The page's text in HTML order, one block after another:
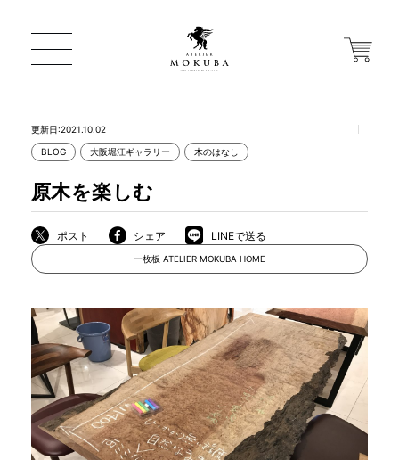
店舗から探す
MOKUBA について
商品情報
更新日:2021.10.02
BLOG 大阪堀江ギャラリー 木のはなし
原木を楽しむ
ポスト シェア LINEで送る
一枚板 ATELIER MOKUBA HOME